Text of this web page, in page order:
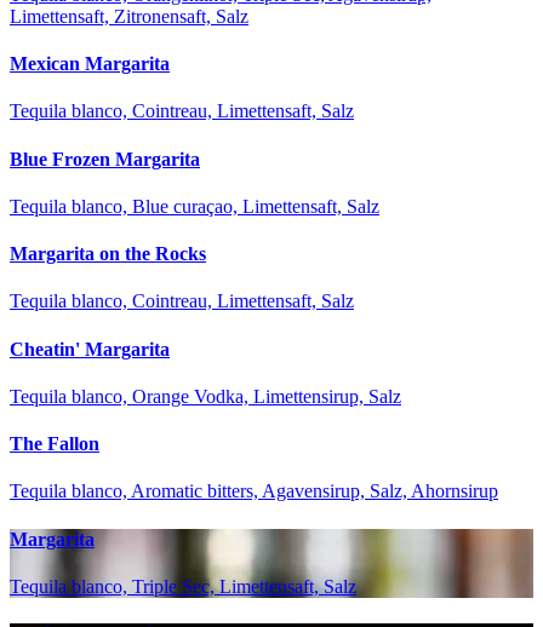
Limettensaft, Zitronensaft, Salz
Mexican Margarita
Tequila blanco, Cointreau, Limettensaft, Salz
Blue Frozen Margarita
Tequila blanco, Blue curaçao, Limettensaft, Salz
Margarita on the Rocks
Tequila blanco, Cointreau, Limettensaft, Salz
Cheatin' Margarita
Tequila blanco, Orange Vodka, Limettensirup, Salz
The Fallon
Tequila blanco, Aromatic bitters, Agavensirup, Salz, Ahornsirup
Margarita
Tequila blanco, Triple Sec, Limettensaft, Salz